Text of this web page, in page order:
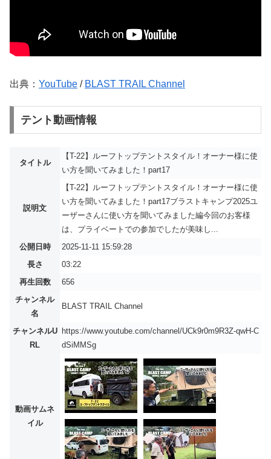
出典： YouTube / BLAST TRAIL Channel
テント動画情報
タイトル
【T-22】ルーフトップテントスタイル！オーナー様に使
い方を聞いてみました！part17
説明文
【T-22】ルーフトップテントスタイル！オーナー様に使
い方を聞いてみました！part17ブラストキャンプ2025ユ
ーザーさんに使い方を聞いてみました編今回のお客様
は、プライベートでの参加でしたが美味し...
公開日時
2025-11-11 15:59:28
長さ
03:22
再生回数
656
チャンネル
名
BLAST TRAIL Channel
チャンネルU
RL
https://www.youtube.com/channel/UCk9r0m9R3Z-qwH-C
dSiMMSg
動画サムネ
イル